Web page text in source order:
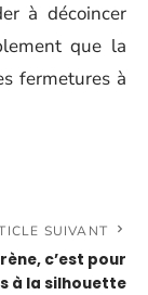
à décoincer
que la
fermetures à
SUIVANT
c’est pour
à la silhouette